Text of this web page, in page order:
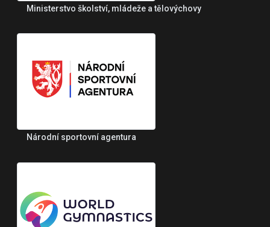
Ministerstvo školství, mládeže a tělovýchovy
Národní sportovní agentura